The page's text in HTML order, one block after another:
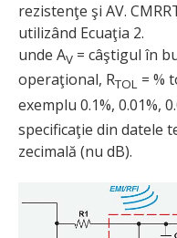
rezistenţe şi AV.
utilizând Ecuaţia 2.
unde AV = câştigul în
ope­raţio­nal, RTOL = %
exemplu 0.1%, 0.01%,
specificaţie din datele
zecimală (nu dB).